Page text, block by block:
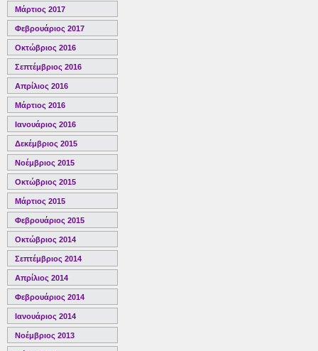
Μάρτιος 2017
Φεβρουάριος 2017
Οκτώβριος 2016
Σεπτέμβριος 2016
Απρίλιος 2016
Μάρτιος 2016
Ιανουάριος 2016
Δεκέμβριος 2015
Νοέμβριος 2015
Οκτώβριος 2015
Μάρτιος 2015
Φεβρουάριος 2015
Οκτώβριος 2014
Σεπτέμβριος 2014
Απρίλιος 2014
Φεβρουάριος 2014
Ιανουάριος 2014
Νοέμβριος 2013